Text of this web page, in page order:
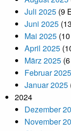
Juli 2025 (9
Juni 2025
Mai 2025
April 2025
März 2025
Februar 2025
Januar 2025
2024
Dezember
November